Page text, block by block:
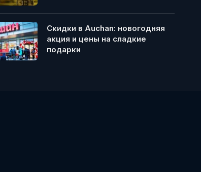
Скидки в Auchan: новогодняя
акция и цены на сладкие
подарки